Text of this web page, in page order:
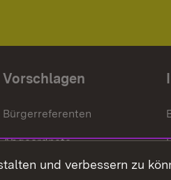
Vorschlagen
Bürgerreferenten
Abgeordnete
Bürgerbeauftragte
und verbessern zu